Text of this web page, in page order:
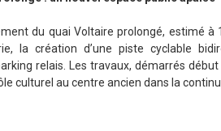
du quai Voltaire prolongé, estimé
la création d’une piste cyclable
relais. Les travaux, démarrés
culturel au centre ancien dans la